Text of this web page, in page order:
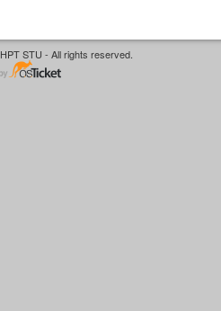
STU - All rights reserved.